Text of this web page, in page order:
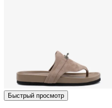
Быстрый просмотр